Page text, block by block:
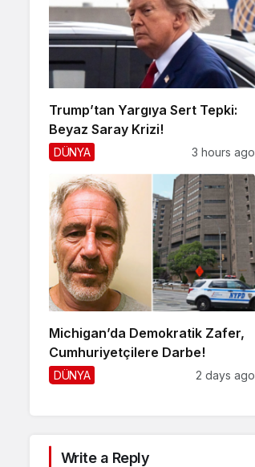
Trump’tan Yargıya Sert Tepki:
Beyaz Saray Krizi!
DÜNYA 3 hours ago
Michigan’da Demokratik Zafer,
Cumhuriyetçilere Darbe!
DÜNYA 2 days ago
Write a Reply